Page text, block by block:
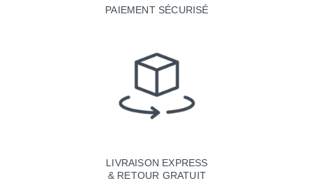
PAIEMENT SÉCURISÉ
LIVRAISON EXPRESS
& RETOUR GRATUIT